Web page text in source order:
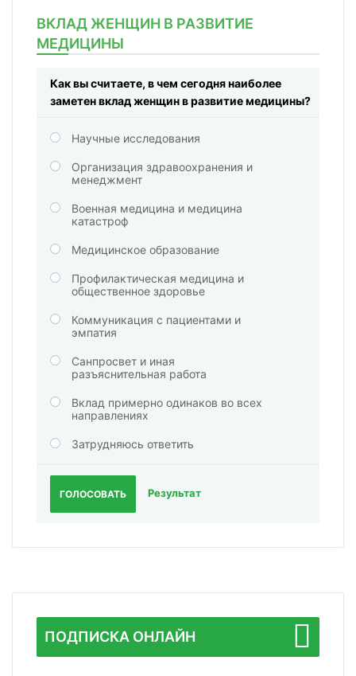
ВКЛАД ЖЕНЩИН В РАЗВИТИЕ
МЕДИЦИНЫ
Как вы считаете, в чем сегодня наиболее
заметен вклад женщин в развитие медицины?
Научные исследования
Организация здравоохранения и
менеджмент
Военная медицина и медицина
катастроф
Медицинское образование
Профилактическая медицина и
общественное здоровье
Коммуникация с пациентами и
эмпатия
Санпросвет и иная
разъяснительная работа
Вклад примерно одинаков во всех
направлениях
Затрудняюсь ответить
ГОЛОСОВАТЬ Результат
ПОДПИСКА ОНЛАЙН